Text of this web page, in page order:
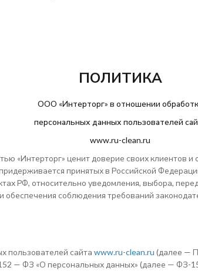
ПОЛИТИКА
ООО «Интерторг» в отношении
персональных данных пользователей
www.ru-clean.ru
«Интерторг» ценит доверие своих клиентов и
принятых в Российской
РФ, относительно уведомления, выбора,
соблюдения требований
пользователей сайта www.ru-clean.ru (далее —
— ФЗ «О персональных данных» (далее — ФЗ-